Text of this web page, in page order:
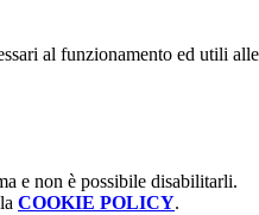
al funzionamento ed utili
e non è possibile disabilitarli.
COOKIE POLICY.